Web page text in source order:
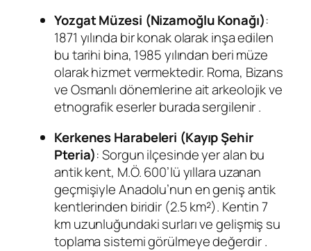
Yozgat Müzesi (Nizamoğlu Konağı):
1871 yılında bir konak olarak inşa edilen
bu tarihi bina, 1985 yılından beri müze
olarak hizmet vermektedir. Roma, Bizans
ve Osmanlı dönemlerine ait arkeolojik ve
etnografik eserler burada sergilenir.
Kerkenes Harabeleri (Kayıp Şehir
Pteria): Sorgun ilçesinde yer alan bu
antik kent, M.Ö. 600’lü yıllara uzanan
geçmişiyle Anadolu’nun en geniş antik
kentlerinden biridir (2.5 km²). Kentin 7
km uzunluğundaki surları ve gelişmiş su
toplama sistemi görülmeye değerdir.